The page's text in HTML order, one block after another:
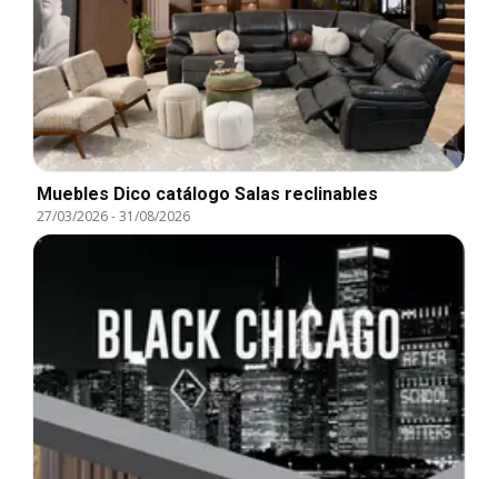
Muebles Dico catálogo Salas reclinables
27/03/2026-31/08/2026